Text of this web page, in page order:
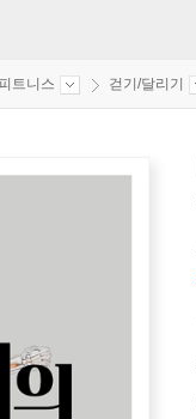
트니스 걷기/달리기